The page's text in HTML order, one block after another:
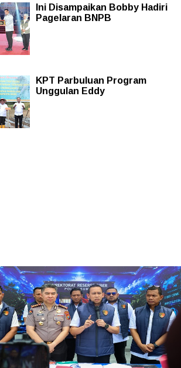
Ini Disampaikan Bobby Hadiri
Pagelaran BNPB
KPT Parbuluan Program
Unggulan Eddy